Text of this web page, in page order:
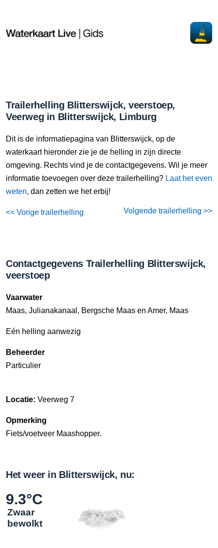
Trailerhelling Blitterswijck, veerstoep,
Veerweg in Blitterswijck, Limburg
Dit is de informatiepagina van Blitterswijck, op de
waterkaart hieronder zie je de helling in zijn directe
omgeving. Rechts vind je de contactgegevens. Wil je meer
informatie toevoegen over deze trailerhelling? Laat het even
weten, dan zetten we het erbij!
<< Vorige trailerhelling Volgende trailerhelling >>
Contactgegevens Trailerhelling Blitterswijck,
veerstoep
Vaarwater
Maas, Julianakanaal, Bergsche Maas en Amer, Maas
Eén helling aanwezig
Beheerder
Particulier
Locatie: Veerweg 7
Opmerking
Fiets/voetveer Maashopper.
Het weer in Blitterswijck, nu:
9.3°C
Zwaar
bewolkt